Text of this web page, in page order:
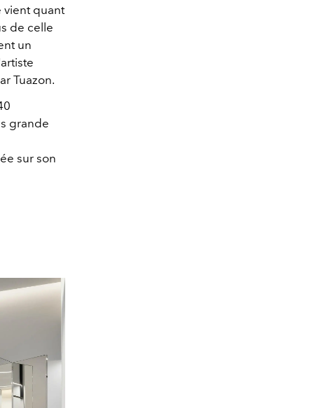
vient quant
de celle
un
Tuazon.
grande
sur son